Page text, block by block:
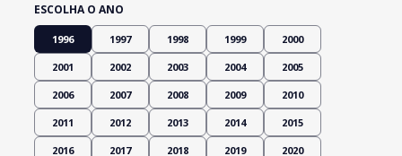
ESCOLHA O ANO
1996 1997 1998 1999 2000
2001 2002 2003 2004 2005
2006 2007 2008 2009 2010
2011 2012 2013 2014 2015
2016 2017 2018 2019 2020